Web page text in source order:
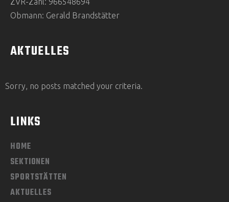
Obmann: Gerald Brandstätter
AKTUELLES
Sorry, no posts matched your criteria.
LINKS
HOME
SEKTIONEN
SPORTSTÄTTEN
AKTUELLES